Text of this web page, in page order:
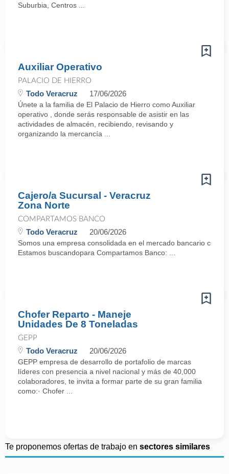
Suburbia, Centros ...
Auxiliar Operativo
PALACIO DE HIERRO
Todo Veracruz 17/06/2026
Únete a la familia de El Palacio de Hierro como Auxiliar
operativo , donde serás responsable de asistir en las
actividades de almacén, recibiendo, revisando y
organizando la mercancía ...
Cajero/a Sucursal - Veracruz
Zona Norte
COMPARTAMOS BANCO
Todo Veracruz 20/06/2026
Somos una empresa consolidada en el mercado bancario con
Estamos buscandopara Compartamos Banco: ...
Chofer Reparto - Maneje
Unidades De 8 Toneladas
GEPP
Todo Veracruz 20/06/2026
GEPP empresa de desarrollo de portafolio de marcas
líderes con presencia a nivel nacional y más de 40,000
colaboradores, te invita a formar parte de su gran familia
como:· Chofer ...
Te proponemos ofertas de trabajo en sectores similares